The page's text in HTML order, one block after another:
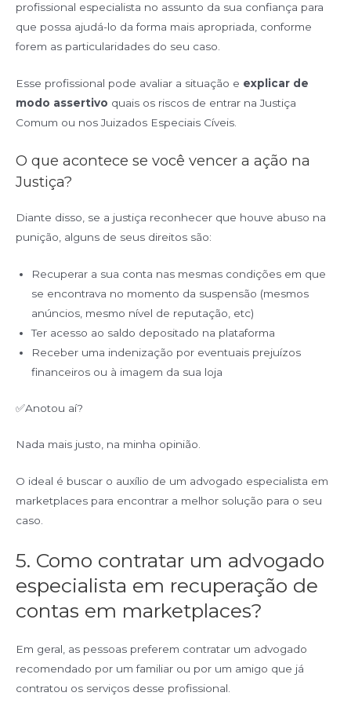
profissional especialista no assunto da sua confiança para
que possa ajudá-lo da forma mais apropriada, conforme
forem as particularidades do seu caso.
Esse profissional pode avaliar a situação e explicar de
modo assertivo quais os riscos de entrar na Justiça
Comum ou nos Juizados Especiais Cíveis.
O que acontece se você vencer a ação na
Justiça?
Diante disso, se a justiça reconhecer que houve abuso na
punição, alguns de seus direitos são:
Recuperar a sua conta nas mesmas condições em que
se encontrava no momento da suspensão (mesmos
anúncios, mesmo nível de reputação, etc)
Ter acesso ao saldo depositado na plataforma
Receber uma indenização por eventuais prejuízos
financeiros ou à imagem da sua loja
✅Anotou aí?
Nada mais justo, na minha opinião.
O ideal é buscar o auxílio de um advogado especialista em
marketplaces para encontrar a melhor solução para o seu
caso.
5. Como contratar um advogado
especialista em recuperação de
contas em marketplaces?
Em geral, as pessoas preferem contratar um advogado
recomendado por um familiar ou por um amigo que já
contratou os serviços desse profissional.